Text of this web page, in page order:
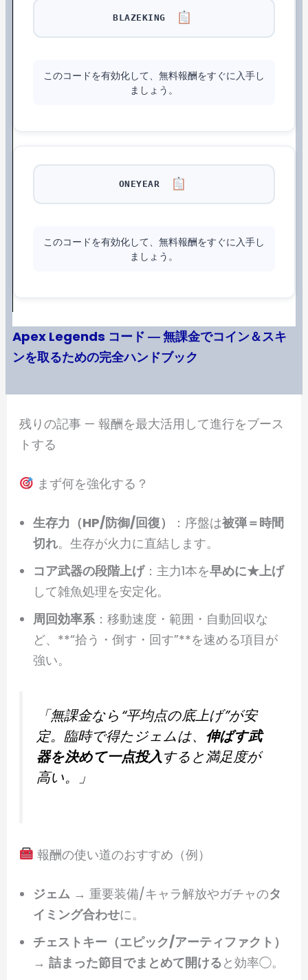
BLAZEKING
このコードを有効化して、無料報酬をすぐに入手し
ましょう。
ONEYEAR
このコードを有効化して、無料報酬をすぐに入手し
ましょう。
Apex Legends コード ― 無課金でコイン＆スキ
ンを取るための完全ハンドブック
残りの記事 — 報酬を最大活用して進行をブース
トする
まず何を強化する？
生存力（HP/防御/回復） ：序盤は被弾＝時間
切れ。生存が火力に直結します。
コア武器の段階上げ：主力1本を早めに★上げ
して雑魚処理を安定化。
周回効率系：移動速度・範囲・自動回収な
ど、**“拾う・倒す・回す”**を速める項目が
強い。
「無課金なら“平均点の底上げ”が安
定。臨時で得たジェムは、 伸ばす武
器を決めて一点投入すると満足度が
高い。」
報酬の使い道のおすすめ（例）
ジェム → 重要装備/キャラ解放やガチャのタ
イミング合わせに。
チェストキー（エピック/アーティファクト）
→詰まった節目でまとめて開けると効率◯。